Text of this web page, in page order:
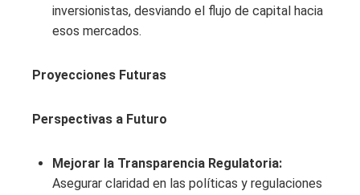
inversionistas, desviando el flujo de capital hacia
esos mercados.
Proyecciones Futuras
Perspectivas a Futuro
Mejorar la Transparencia Regulatoria:
Asegurar claridad en las políticas y regulaciones